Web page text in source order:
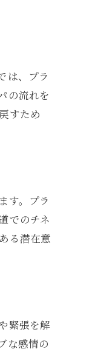
は、プラ
の流れを
すため
す。プラ
でのチネ
る潜在意
緊張を解
な感情の